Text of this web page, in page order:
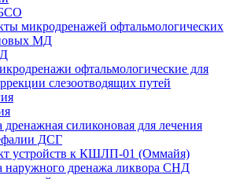
микродренажей офтальмологических
МД
офтальмологические для
слезоотводящих путей
дренажная силиконовая для лечения
ДСГ
устройств к КШЛП-01 (Оммайя)
наружного дренажа ликвора СНД